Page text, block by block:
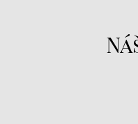
a príťažlivá, Just